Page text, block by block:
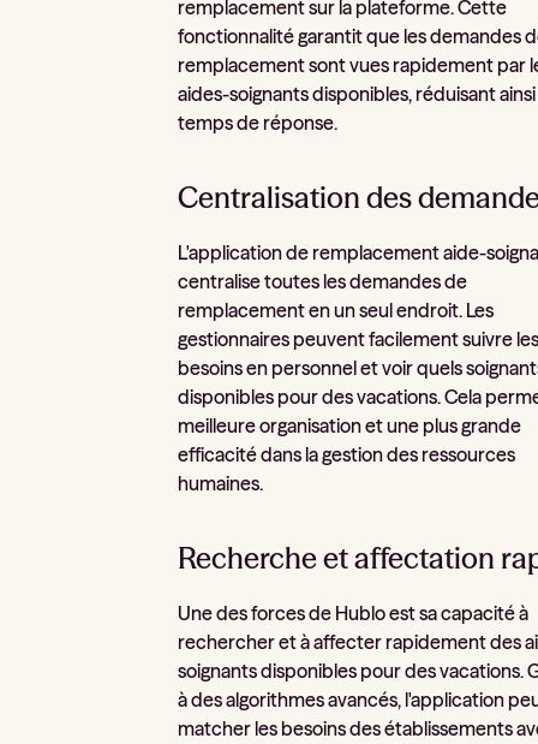
remplacement sur la plateforme. Cette
fonctionnalité garantit que les demandes
remplacement sont vues rapidement par
aides-soignants disponibles, réduisant
temps de réponse.
Centralisation des
L'application de remplacement aide-
centralise toutes les demandes de
remplacement en un seul endroit. Les
gestionnaires peuvent facilement suivre
besoins en personnel et voir quels
disponibles pour des vacations. Cela
meilleure organisation et une plus grande
efficacité dans la gestion des ressources
humaines.
Recherche et affectation
Une des forces de Hublo est sa capacité à
rechercher et à affecter rapidement des
soignants disponibles pour des vacations.
à des algorithmes avancés, l'application
matcher les besoins des établissements